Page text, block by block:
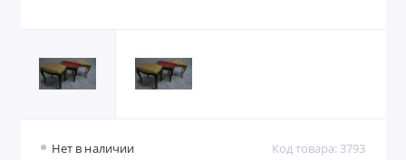
Нет в наличии Код товара: 3793